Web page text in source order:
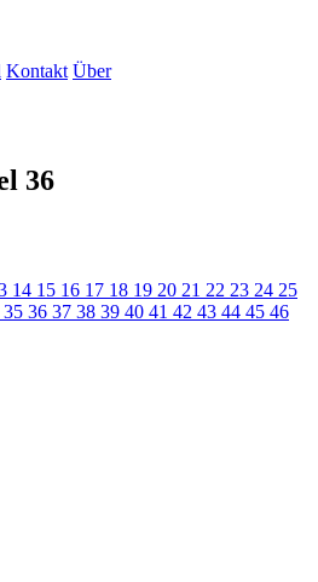
Kontakt Über
36
14 15 16 17 18 19 20 21 22 23 24 25
35 36 37 38 39 40 41 42 43 44 45 46